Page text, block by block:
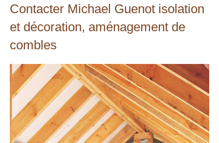
Contacter Michael Guenot isolation
et décoration, aménagement de
combles